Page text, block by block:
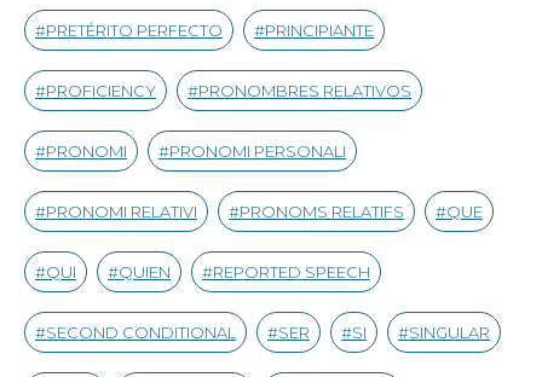
PRETÉRITO PERFECTO PRINCIPIANTE
PROFICIENCY PRONOMBRES RELATIVOS
PRONOMI PRONOMI PERSONALI
PRONOMI RELATIVI PRONOMS RELATIFS QUE
QUI QUIEN REPORTED SPEECH
SECOND CONDITIONAL SER SI SINGULAR